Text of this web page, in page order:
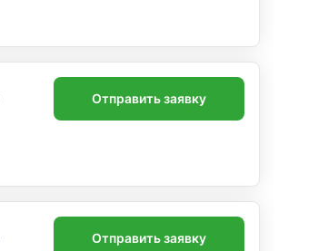
Отправить заявку
Отправить заявку